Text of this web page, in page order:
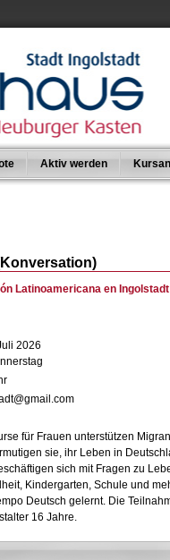
Aktiv werden
Latinoamericana en Ingolstadt
2026
für Frauen unterstützen
sie, ihr Leben in
sich mit Fragen zu
Kindergarten, Schule und
Deutsch gelernt. Die
16 Jahre.